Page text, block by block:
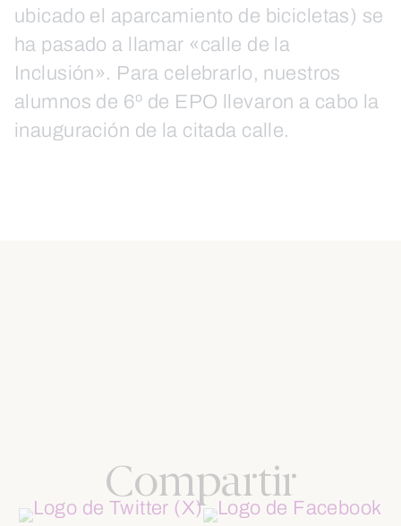
ubicado el aparcamiento de bicicletas) se
ha pasado a llamar «calle de la
Inclusión». Para celebrarlo, nuestros
alumnos de 6º de EPO llevaron a cabo la
inauguración de la citada calle.
Compartir